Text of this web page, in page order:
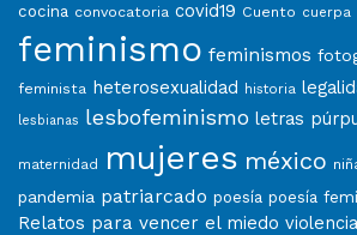
cocina convocatoria covid19 Cuento cuerpa
feminismo feminismos
feminista heterosexualidad historia
lesbianas lesbofeminismo letras
maternidad mujeres méxico
pandemia patriarcado poesía poesía
Relatos para vencer el miedo violencia